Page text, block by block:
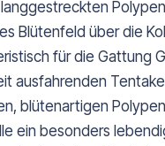
Blütenfeld über die
für die Gattung
ausfahrenden
blütenartigen
ein besonders